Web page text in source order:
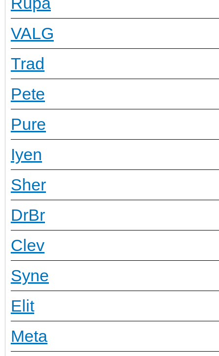
VALG
Trad
Pete
Pure
Iyen
Sher
DrBr
Clev
Syne
Elit
Meta